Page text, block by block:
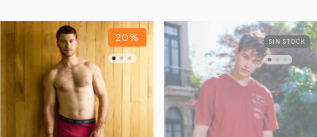
20% SIN STOCK